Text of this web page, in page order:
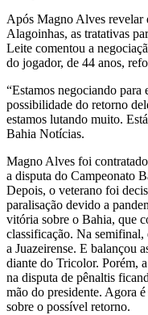
Após Magno Alves revelar
Alagoinhas, as tratativas
Leite comentou a
do jogador, de 44 anos,
“Estamos negociando
possibilidade do retorno
estamos lutando muito.
Bahia Notícias.
Magno Alves foi
a disputa do Campeonato
Depois, o veterano foi
paralisação devido a
vitória sobre o Bahia, que
classificação. Na
a Juazeirense. E balançou
diante do Tricolor. Porém,
na disputa de pênaltis
mão do presidente. Agora
sobre o possível retorno.